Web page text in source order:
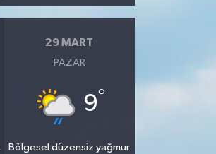
29 MART
PAZAR
9°
Bölgesel düzensiz yağmur